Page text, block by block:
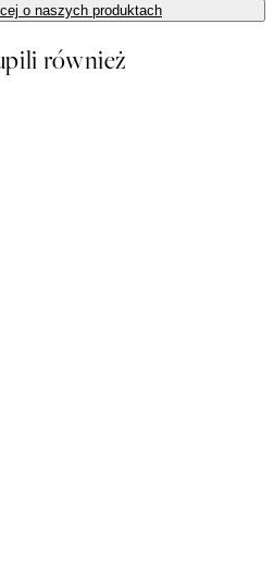
o naszych produktach
również